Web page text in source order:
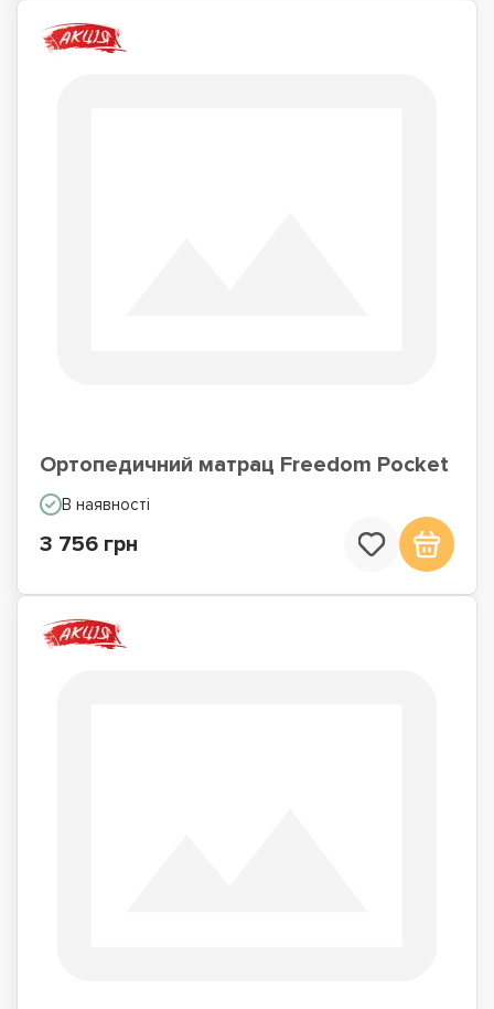
Ортопедичний матрац Freedom Pocket
В наявності
3 756 грн